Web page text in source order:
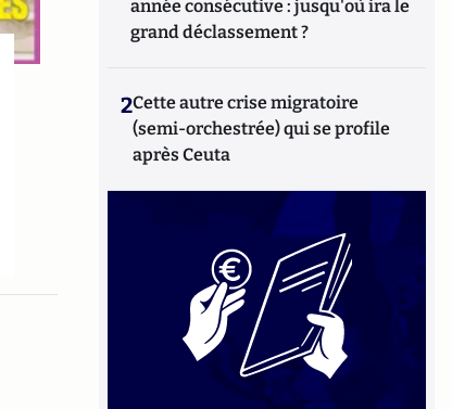
année consécutive : jusqu'où ira le
grand déclassement ?
2Cette autre crise migratoire
(semi-orchestrée) qui se profile
après Ceuta